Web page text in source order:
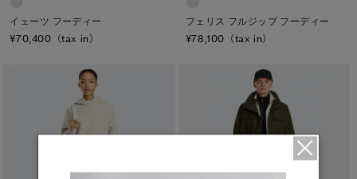
イェーツ フーディー
¥70,400（tax in）
フェリス フルジップ フーディー
¥78,100（tax in）